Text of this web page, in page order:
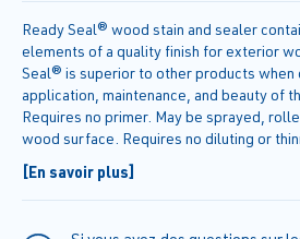
Ready Seal® wood stain and sealer
elements of a quality finish for exterior
Seal® is superior to other products
application, maintenance, and beauty of
Requires no primer. May be sprayed,
wood surface. Requires no diluting or
applications. Requires no back-brushing
never leave runs, laps or streaks.
application, the product will blend itself.
[En savoir plus]